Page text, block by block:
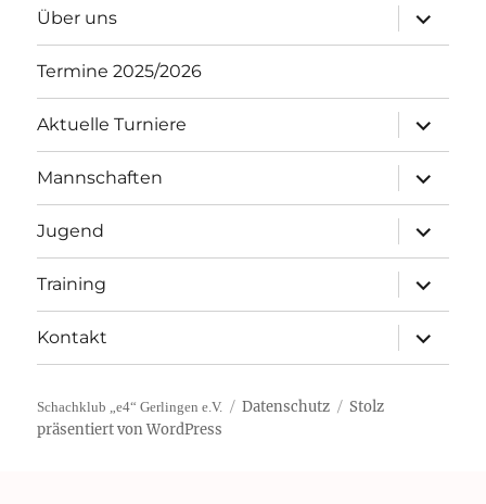
Über uns
öffnen
Termine 2025/2026
Aktuelle Turniere
öffnen
Mannschaften
öffnen
Jugend
öffnen
Training
öffnen
Kontakt
öffnen
Schachklub „e4“ Gerlingen e.V. Datenschutz
Stolz
präsentiert von WordPress